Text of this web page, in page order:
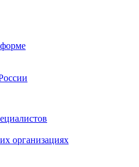
организациях